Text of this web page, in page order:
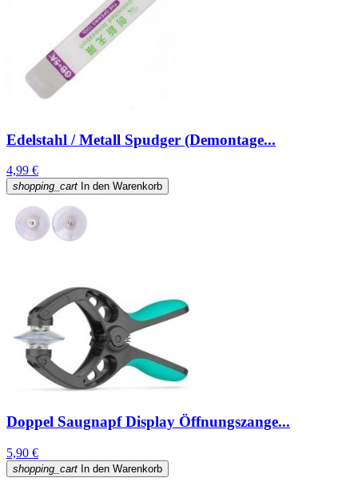
Edelstahl / Metall Spudger (Demontage...
4,99 €
shopping_cart In den Warenkorb
Doppel Saugnapf Display Öffnungszange...
5,90 €
shopping_cart In den Warenkorb